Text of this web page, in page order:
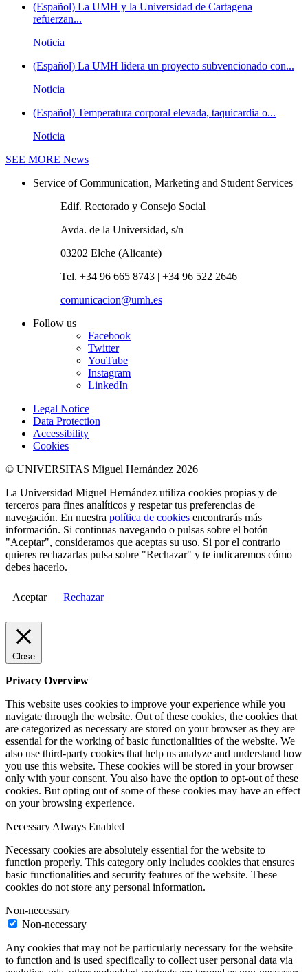
(Español) La UMH y la Universidad de Cartagena
refuerzan...
Noticia
(Español) La UMH lidera un proyecto subvencionado con...
Noticia
(Español) Temperatura corporal elevada, taquicardia o...
Noticia
SEE MORE News
Service of Communication, Marketing and Student Services
Edif. Rectorado y Consejo Social
Avda. de la Universidad, s/n
03202 Elche (Alicante)
Tel. +34 96 665 8743 | +34 96 522 2646
comunicacion@umh.es
Follow us
Facebook
Twitter
YouTube
Instagram
LinkedIn
Legal Notice
Data Protection
Accessibility
Cookies
© UNIVERSITAS Miguel Hernández 2026
La Universidad Miguel Hernández utiliza cookies propias y de
terceros para fines analíticos y respetar tus preferencias de
navegación. En nuestra política de cookies encontrarás más
información. Si continuas navegando o pulsas sobre el botón
"Aceptar", consideramos que aceptas su uso. Si por el contrario
quieres rechazarlas pulsa sobre "Rechazar" y te indicaremos cómo
debes hacerlo.
Aceptar Rechazar
Close
Privacy Overview
This website uses cookies to improve your experience while you
navigate through the website. Out of these cookies, the cookies that
are categorized as necessary are stored on your browser as they are
essential for the working of basic functionalities of the website. We
also use third-party cookies that help us analyze and understand how
you use this website. These cookies will be stored in your browser
only with your consent. You also have the option to opt-out of these
cookies. But opting out of some of these cookies may have an effect
on your browsing experience.
NecessaryAlways Enabled
Necessary cookies are absolutely essential for the website to
function properly. This category only includes cookies that ensures
basic functionalities and security features of the website. These
cookies do not store any personal information.
Non-necessary
Non-necessary
Any cookies that may not be particularly necessary for the website
to function and is used specifically to collect user personal data via